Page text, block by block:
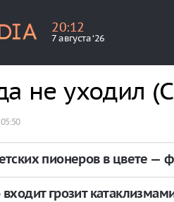
20:12
7 августа ‘26
не уходил
пионеров в цвете —
грозит